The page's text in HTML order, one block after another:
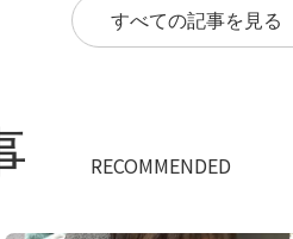
すべての記事を見る
RECOMMENDED